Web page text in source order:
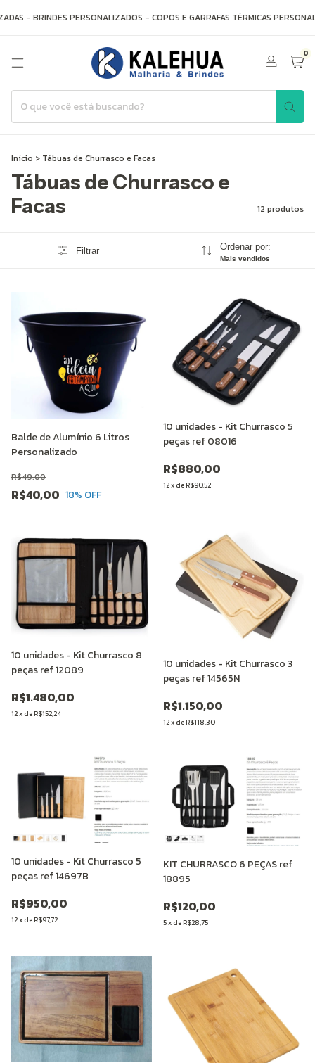
- BRINDES PERSONALIZADOS - COPOS E GARRAFAS TÉRMICAS
0
Início > Tábuas de Churrasco e Facas
Tábuas de Churrasco e
Facas
12 produtos
Filtrar Ordenar por:
Mais vendidos
Balde de Alumínio 6 Litros
Personalizado
R$40,00
R$49,00
18% OFF
10 unidades - Kit Churrasco 5
peças ref 08016
R$880,00
12x deR$90,52
10 unidades - Kit Churrasco 8
peças ref 12089
R$1.480,00
12x deR$152,24
10 unidades - Kit Churrasco 3
peças ref 14565N
R$1.150,00
12x deR$118,30
10 unidades - Kit Churrasco 5
peças ref 14697B
R$950,00
12x deR$97,72
KIT CHURRASCO 6 PEÇAS ref
18895
R$120,00
5x deR$28,75